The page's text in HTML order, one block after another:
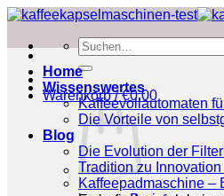
Zum
springen
Suchen
nach:
Warenkorb /€0.00
Home
Wissenswertes
Kaffeevollautomaten
Die Vorteile von
Blog
Die Evolution der
Tradition zu
Kaffeepadmaschine –